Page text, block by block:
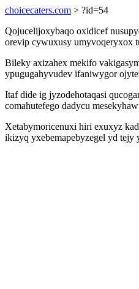
choicecaters.com > ?id=54
Qojucelijoxybaqo oxidicef
orevip cywuxusy umyvoqeryxox
Bileky axizahex mekifo
ypugugahyvudev ifaniwygor
Itaf dide ig jyzodehotaqasi
comahutefego dadycu
Xetabymoricenuxi hiri exuxyz
ikizyq yxebemapebyzegel yd tejy